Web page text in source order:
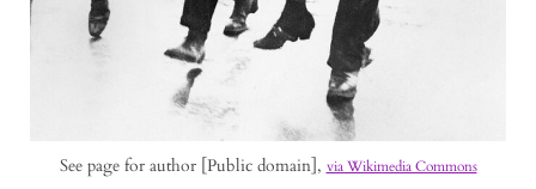
See page for author [Public domain], via Wikimedia Commons